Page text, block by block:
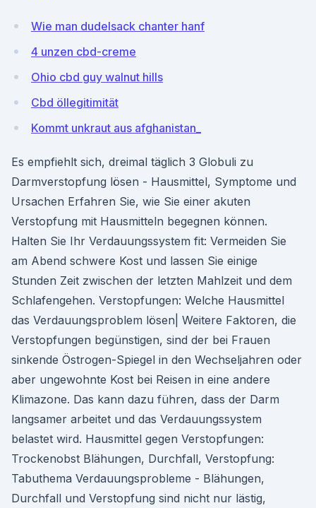
Wie man dudelsack chanter hanf
4 unzen cbd-creme
Ohio cbd guy walnut hills
Cbd öllegitimität
Kommt unkraut aus afghanistan_
Es empfiehlt sich, dreimal täglich 3 Globuli zu
Darmverstopfung lösen - Hausmittel, Symptome und
Ursachen Erfahren Sie, wie Sie einer akuten
Verstopfung mit Hausmitteln begegnen können.
Halten Sie Ihr Verdauungssystem fit: Vermeiden Sie
am Abend schwere Kost und lassen Sie einige
Stunden Zeit zwischen der letzten Mahlzeit und dem
Schlafengehen. Verstopfungen: Welche Hausmittel
das Verdauungsproblem lösen| Weitere Faktoren, die
Verstopfungen begünstigen, sind der bei Frauen
sinkende Östrogen-Spiegel in den Wechseljahren oder
aber ungewohnte Kost bei Reisen in eine andere
Klimazone. Das kann dazu führen, dass der Darm
langsamer arbeitet und das Verdauungssystem
belastet wird. Hausmittel gegen Verstopfungen:
Trockenobst Blähungen, Durchfall, Verstopfung:
Tabuthema Verdauungsprobleme - Blähungen,
Durchfall und Verstopfung sind nicht nur lästig,